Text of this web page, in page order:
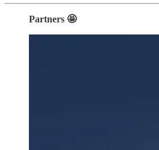
Partners 🤩